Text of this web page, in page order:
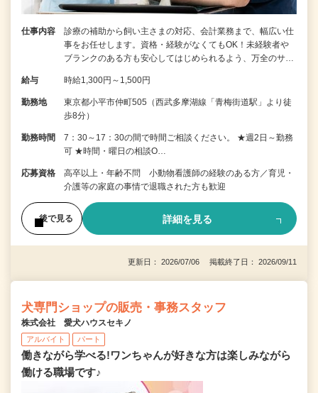
仕事内容
診療の補助から飼い主さまの対応、会計業務まで、幅広い仕
事をお任せします。資格・経験がなくてもOK！未経験者や
ブランクのある方も安心してはじめられるよう、万全のサ…
給与 時給1,300円～1,500円
勤務地
東京都小平市仲町505（西武多摩湖線「青梅街道駅」より徒
歩8分）
勤務時間
7：30～17：30の間で時間ご相談ください。 ★週2日～勤務
可 ★時間・曜日の相談O…
応募資格
高卒以上・年齢不問 小動物看護師の経験のある方／育児・
介護等の家庭の事情で退職された方も歓迎
後で見る 詳細を見る
更新日： 2026/07/06 掲載終了日： 2026/09/11
犬専門ショップの販売・事務スタッフ
株式会社 愛犬ハウスセキノ
アルバイト パート
働きながら学べる!ワンちゃんが好きな方は楽しみながら
働ける職場です♪